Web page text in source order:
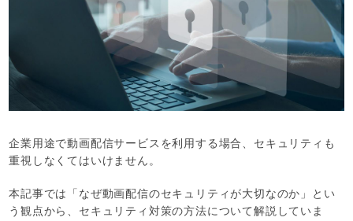
企業用途で動画配信サービスを利用する場合、セキュリティも
重視しなくてはいけません。
本記事では「なぜ動画配信のセキュリティが大切なのか」とい
う観点から、セキュリティ対策の方法について解説していま